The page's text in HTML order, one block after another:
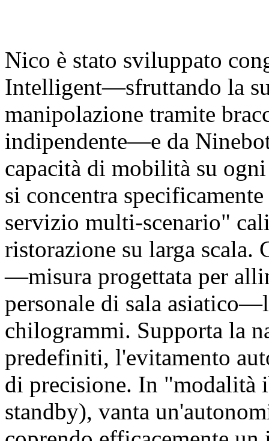
Nico è stato sviluppato
Intelligent—sfruttando la
manipolazione tramite
indipendente—e da
capacità di mobilità su
si concentra
servizio multi-scenario"
ristorazione su larga scala.
—misura progettata per
personale di sala
chilogrammi. Supporta la
predefiniti, l'evitamento
di precisione. In "modalità
standby), vanta